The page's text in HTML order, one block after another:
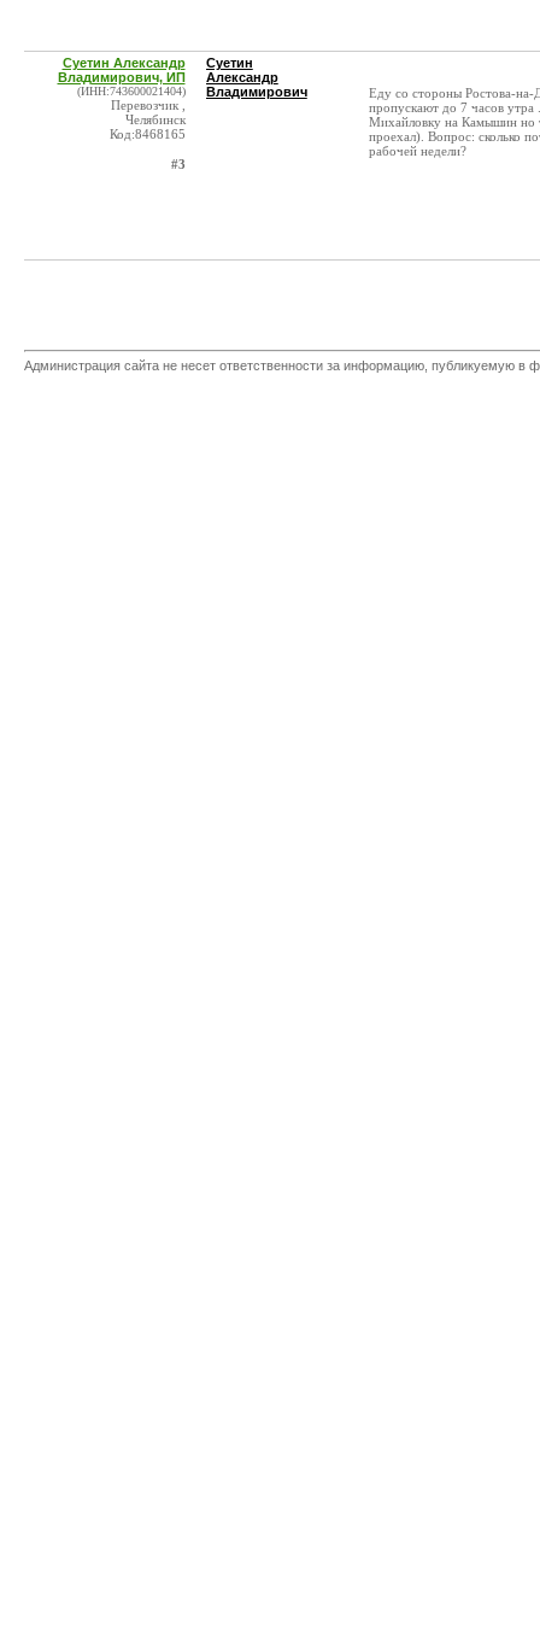
Суетин Александр
Владимирович, ИП
(ИНН:743600021404)
Перевозчик ,
Челябинск
Код:8468165
#3
Суетин
Александр
Владимирович
Еду со стороны Ростова-на-
пропускают до 7 часов утра
Михайловку на Камышин но
проехал). Вопрос: сколько
рабочей недели?
Администрация сайта не несет ответственности за информацию, публикуемую